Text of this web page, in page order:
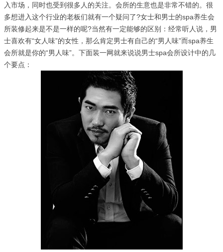
入市场，同时也受到很多人的关注。会所的生意也是非常不错的。很
多想进入这个行业的老板们就有一个疑问了?女士和男士的spa养生会
所装修起来是不是一样的呢?当然有一定能够的区别：经常听人说，男
士喜欢有“女人味”的女性，那么肯定男士有自己的“男人味”而spa养生
会所就是你的“男人味”。下面装一网就来说说男士spa会所设计中的几
个要点：